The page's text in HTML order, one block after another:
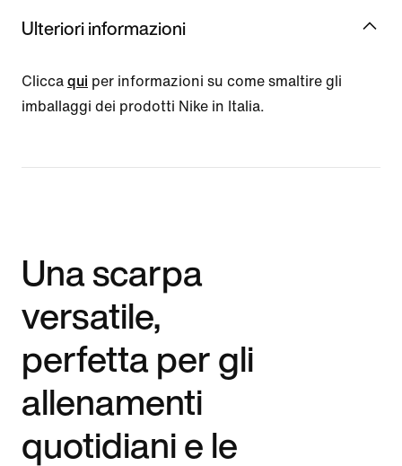
Ulteriori informazioni
Clicca qui per informazioni su come smaltire gli
imballaggi dei prodotti Nike in Italia.
Una scarpa
versatile,
perfetta per gli
allenamenti
quotidiani e le